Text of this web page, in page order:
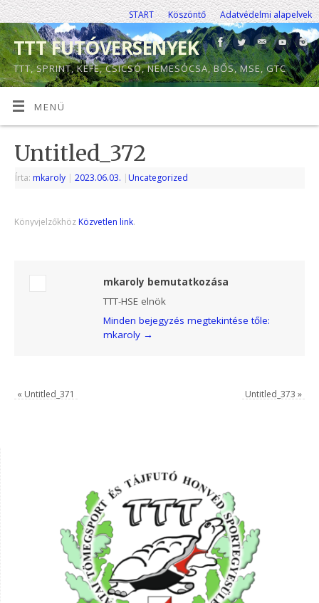
START Köszöntő Adatvédelmi alapelvek
TTT FUTÓVERSENYEK
TTT, SPRINT, KEFE, CSICSÓ, NEMESÓCSA, BŐS, MSE, GTC
MENÜ
Untitled_372
Írta: mkaroly | 2023.06.03. | Uncategorized
Könyvjelzőkhöz Közvetlen link.
mkaroly bemutatkozása
TTT-HSE elnök
Minden bejegyzés megtekintése tőle:
mkaroly →
« Untitled_371 Untitled_373 »